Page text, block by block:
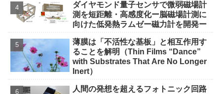
ダイヤモンド量子センサで微弱磁場計
測を短距離・高感度化ー脳磁場計測に
向けた低発熱ラムゼー磁力計を開発ー
薄膜は「不活性な基板」と相互作用す
ることを解明（Thin Films “Dance”
with Substrates That Are No Longer
Inert）
人間の発想を超えるフォトニック回路